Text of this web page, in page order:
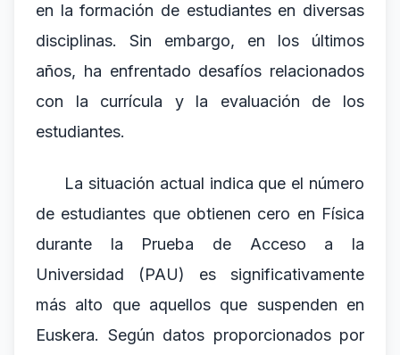
en la formación de estudiantes en diversas
disciplinas. Sin embargo, en los últimos
años, ha enfrentado desafíos relacionados
con la currícula y la evaluación de los
estudiantes.
La situación actual indica que el número
de estudiantes que obtienen cero en Física
durante la Prueba de Acceso a la
Universidad (PAU) es significativamente
más alto que aquellos que suspenden en
Euskera. Según datos proporcionados por